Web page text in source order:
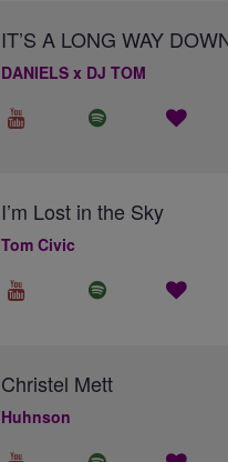
IT’S A LONG WAY
DANIELS x DJ TOM
I’m Lost in the Sky
Tom Civic
Christel Mett
Huhnson